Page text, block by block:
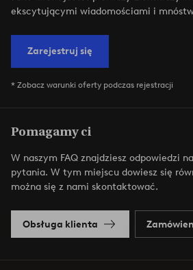
ekscytującymi wiadomościami i
Zarejestruj się
* Zobacz warunki oferty podczas rejestracji
Pomagamy ci
W naszym FAQ znajdziesz odpowiedzi
pytania. W tym miejscu dowiesz się
można się z nami skontaktować.
Obsługa klienta